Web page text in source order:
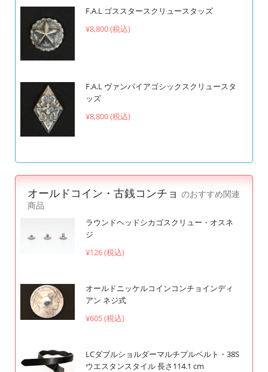
F.A.L ゴススタースクリュースタッズ
¥8,800 (税込)
F.A.L ヴァンパイアゴシックスクリュースタ
ッズ
¥8,800 (税込)
オールドコイン・古銭コンチョ のおすすめ関連
商品
ラウンドヘッドシカゴスクリュー・オスネ
ジ
¥126 (税込)
オールドニッケルコインコンチョインディ
アン ネジ式
¥605 (税込)
LCダブルショルダーマルチプルベルト・38S
ウエスタンスタイル 長さ114.1 cm